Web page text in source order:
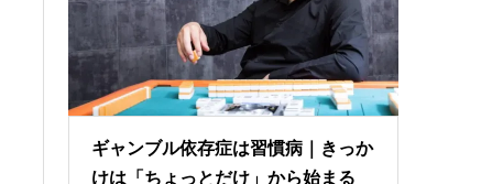
ギャンブル依存症は習慣病｜きっか
けは「ちょっとだけ」から始まる